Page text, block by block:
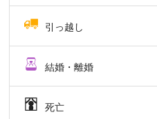
引っ越し
結婚・離婚
死亡